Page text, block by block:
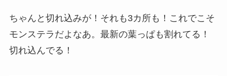
ちゃんと切れ込みが！それも3カ所も！これでこそ
モンステラだよなあ。最新の葉っぱも割れてる！
切れ込んでる！